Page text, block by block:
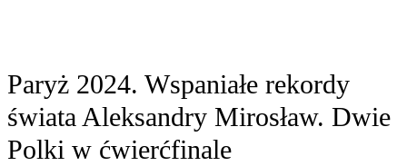
Paryż 2024. Wspaniałe rekordy
świata Aleksandry Mirosław. Dwie
Polki w ćwierćfinale